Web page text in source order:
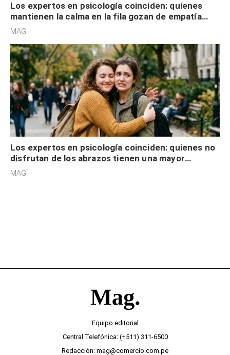
Los expertos en psicología coinciden: quienes
mantienen la calma en la fila gozan de empatía
cognitiva, gratitud y no solo tienen autocontrol
MAG.
Los expertos en psicología coinciden: quienes no
disfrutan de los abrazos tienen una mayor
sensibilidad a los estímulos físicos y no es por
MAG.
Equipo editorial
Central Telefónica: (+511) 311-6500
Redacción: mag@comercio.com.pe